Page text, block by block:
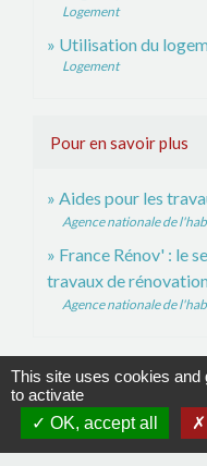
Logement
Utilisation du
Logement
Pour en savoir plus
Aides pour les
Agence nationale de
France Rénov' : le
travaux de
Agence nationale de
This site uses cookies
to activate
OK, accept all